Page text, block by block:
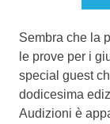
Sembra che la
le prove per i
special guest
dodicesima
Audizioni è